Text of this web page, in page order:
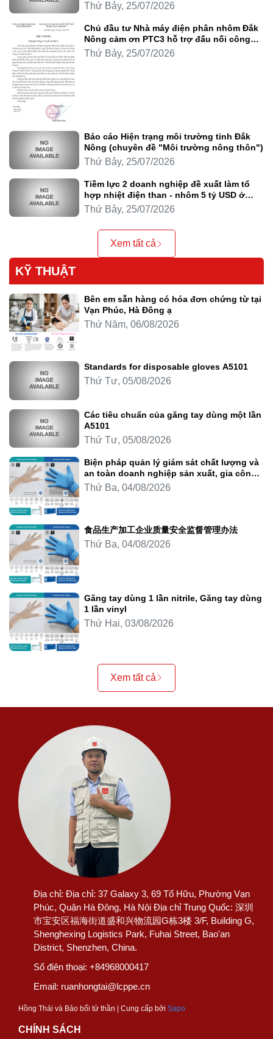
Thứ Bảy, 25/07/2026
Chủ đầu tư Nhà máy điện phân nhôm Đắk
Nông cảm ơn PTC3 hỗ trợ đấu nối công
trình
Thứ Bảy, 25/07/2026
Báo cáo Hiện trạng môi trường tỉnh Đắk
Nông (chuyên đề "Môi trường nông thôn")
Thứ Bảy, 25/07/2026
Tiềm lực 2 doanh nghiệp đề xuất làm tổ
hợp nhiệt điện than - nhôm 5 tỷ USD ở
Lâm Đồng
Thứ Bảy, 25/07/2026
Xem tất cả
KỸ THUẬT
Bên em sẵn hàng có hóa đơn chứng từ tại
Vạn Phúc, Hà Đông ạ
Thứ Năm, 06/08/2026
Standards for disposable gloves A5101
Thứ Tư, 05/08/2026
Các tiêu chuẩn của găng tay dùng một lần
A5101
Thứ Tư, 05/08/2026
Biện pháp quản lý giám sát chất lượng và
an toàn doanh nghiệp sản xuất, gia công
thực phẩm
Thứ Ba, 04/08/2026
食品生产加工企业质量安全监督管理办法
Thứ Ba, 04/08/2026
Găng tay dùng 1 lần nitrile, Găng tay dùng
1 lần vinyl
Thứ Hai, 03/08/2026
Xem tất cả
Địa chỉ: Địa chỉ: 37 Galaxy 3, 69 Tố Hữu, Phường Vạn
Phúc, Quận Hà Đông, Hà Nội Địa chỉ Trung Quốc: 深圳
市宝安区福海街道盛和兴物流园G栋3楼 3/F, Building G,
Shenghexing Logistics Park, Fuhai Street, Bao'an
District, Shenzhen, China.
Số điện thoại: +84968000417
Email: ruanhongtai@lcppe.cn
Hồng Thái và Bảo bối tử thần | Cung cấp bởi Sapo
CHÍNH SÁCH